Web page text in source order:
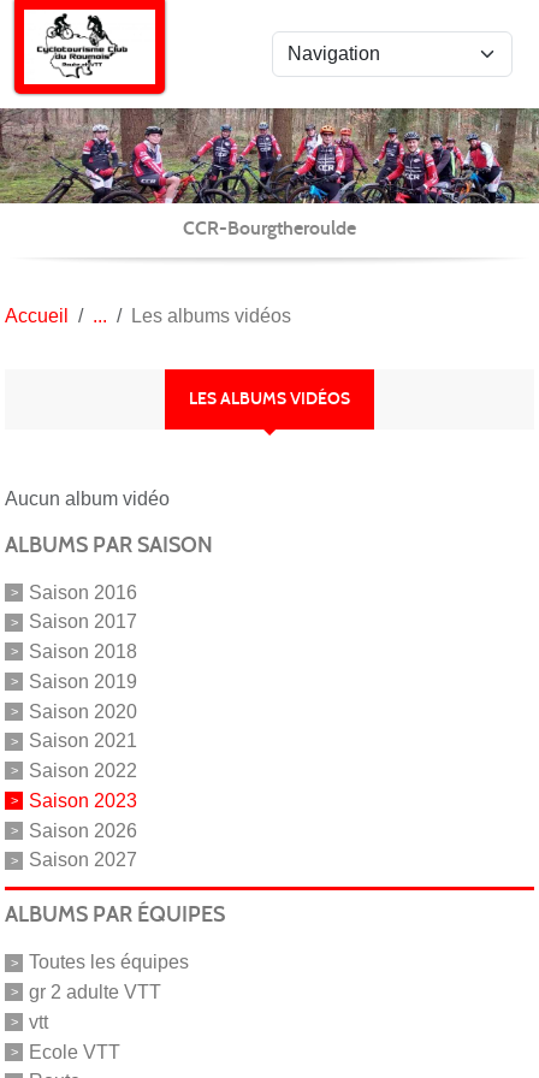
CCR-Bourgtheroulde
Accueil Les albums vidéos
LES ALBUMS VIDÉOS
Aucun album vidéo
ALBUMS PAR SAISON
Saison 2016
Saison 2017
Saison 2018
Saison 2019
Saison 2020
Saison 2021
Saison 2022
Saison 2023
Saison 2026
Saison 2027
ALBUMS PAR ÉQUIPES
Toutes les équipes
gr 2 adulte VTT
vtt
Ecole VTT
Panneau de gestion des cookies